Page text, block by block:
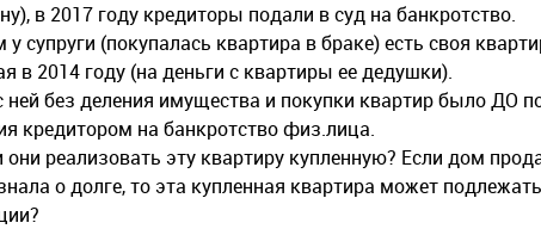
в 2017 году кредиторы подали в суд на банкротство.
у супруги (покупалась квартира в браке) есть своя
в 2014 году (на деньги с квартиры ее дедушки).
ней без деления имущества и покупки квартир было ДО
кредитором на банкротство физ.лица.
они реализовать эту квартиру купленную? Если дом
о долге, то эта купленная квартира может подлежать